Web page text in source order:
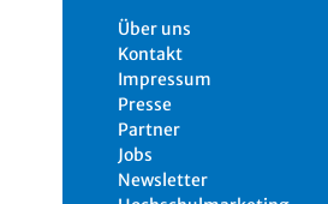
Über uns
Kontakt
Impressum
Presse
Partner
Jobs
Newsletter